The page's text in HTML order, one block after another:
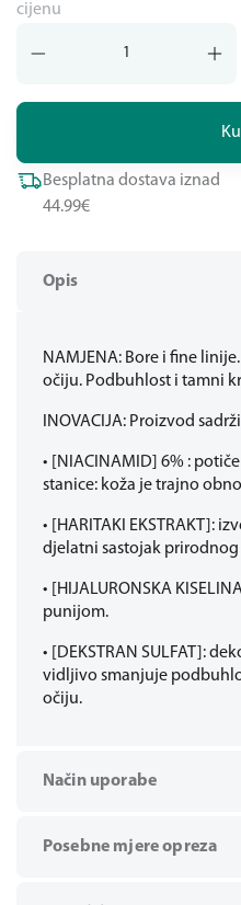
Opis
NAMJENA: Bore i fine
očiju. Podbuhlost i tamni
INOVACIJA: Proizvod
• [NIACINAMID] 6% :
stanice: koža je trajno
• [HARITAKI EKSTRAKT]:
djelatni sastojak
• [HIJALURONSKA
punijom.
• [DEKSTRAN SULFAT]:
vidljivo smanjuje
očiju.
Način uporabe
Posebne mjere opreza
cijenu
Besplatna dostava iznad
44.99€